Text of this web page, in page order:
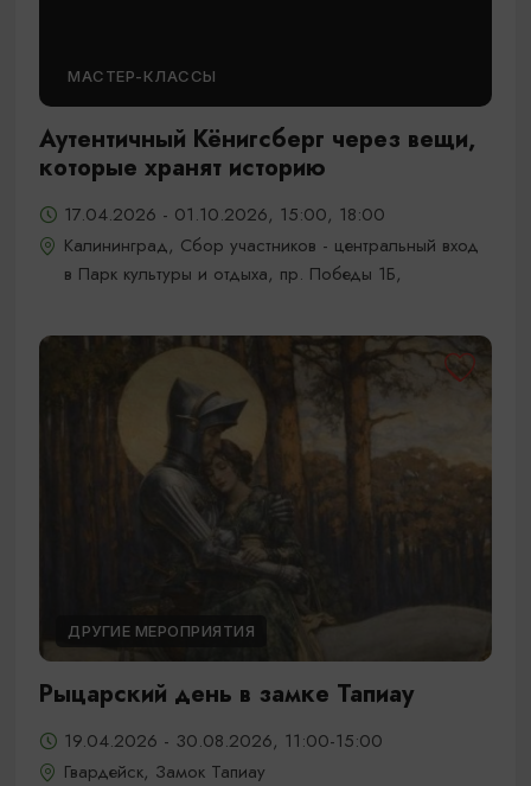
МАСТЕР-КЛАССЫ
Аутентичный Кёнигсберг через вещи,
которые хранят историю
17.04.2026 - 01.10.2026, 15:00, 18:00
Калининград, Сбор участников - центральный вход
в Парк культуры и отдыха, пр. Победы 1Б,
ДРУГИЕ МЕРОПРИЯТИЯ
Рыцарский день в замке Тапиау
19.04.2026 - 30.08.2026, 11:00-15:00
Гвардейск, Замок Тапиау